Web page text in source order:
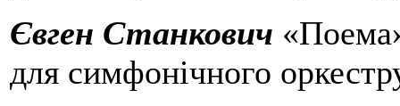
Євген Станкович
для симфонічного